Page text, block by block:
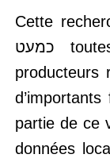
Cette
כמעט toutes les brasseries, des grands sites industriels aux
producteurs
partie de ce
données